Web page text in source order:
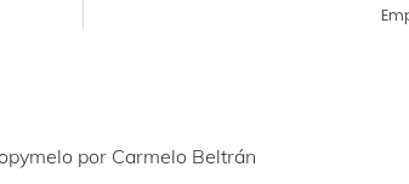
por Carmelo Beltrán